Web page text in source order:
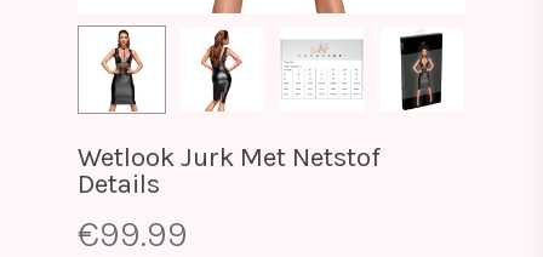
Wetlook Jurk Met Netstof
Details
€99.99